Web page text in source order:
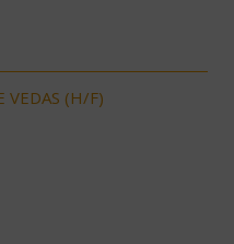
VEDAS (H/F)